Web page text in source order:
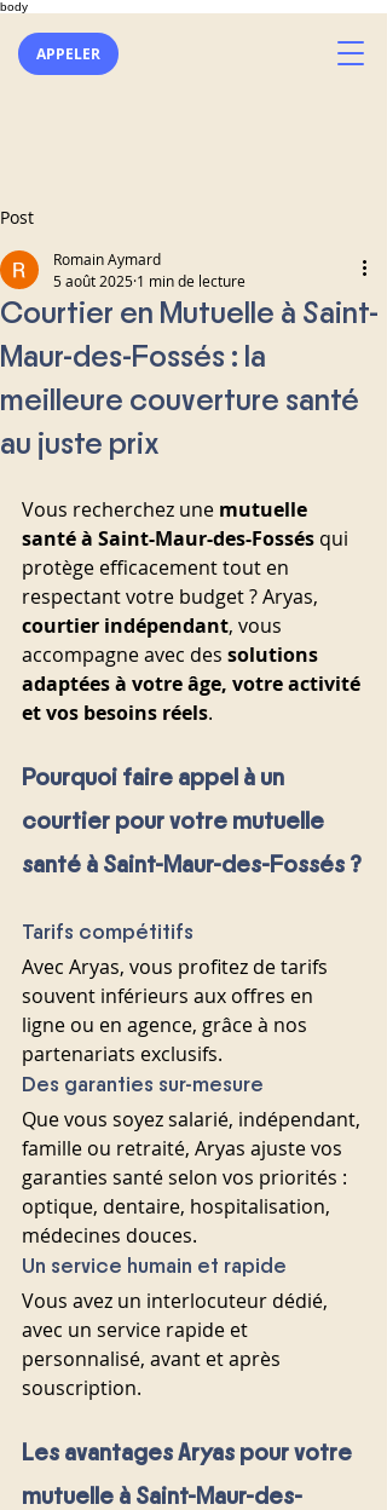
body
APPELER
Post
Courtier en Mutuelle à Saint-
Maur-des-Fossés : la
meilleure couverture santé
au juste prix
Romain Aymard
5 août 2025 1 min de lecture
Vous recherchez une mutuelle
santé à Saint-Maur-des-Fossés qui
protège efficacement tout en
respectant votre budget ? Aryas,
courtier indépendant, vous
accompagne avec des solutions
adaptées à votre âge, votre activité
et vos besoins réels.
Pourquoi faire appel à un
courtier pour votre mutuelle
santé à Saint-Maur-des-Fossés ?
Tarifs compétitifs
Avec Aryas, vous profitez de tarifs
souvent inférieurs aux offres en
ligne ou en agence, grâce à nos
partenariats exclusifs.
Des garanties sur-mesure
Que vous soyez salarié, indépendant,
famille ou retraité, Aryas ajuste vos
garanties santé selon vos priorités :
optique, dentaire, hospitalisation,
médecines douces.
Un service humain et rapide
Vous avez un interlocuteur dédié,
avec un service rapide et
personnalisé, avant et après
souscription.
Les avantages Aryas pour votre
mutuelle à Saint-Maur-des-